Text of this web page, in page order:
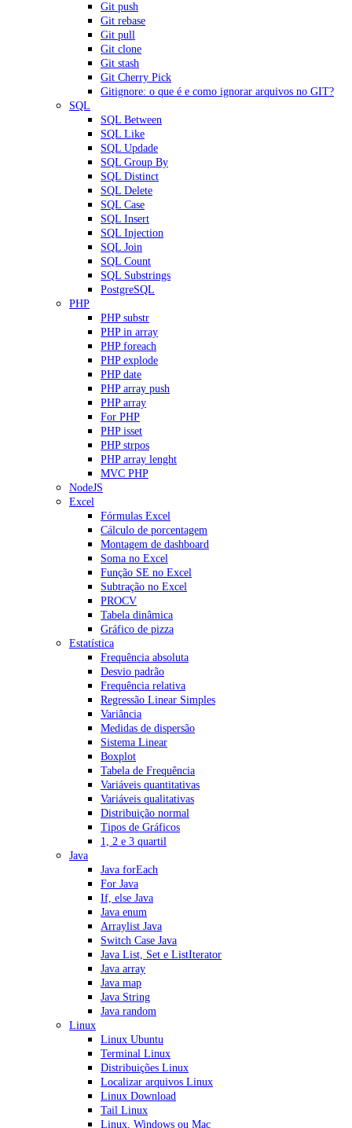
Git push
Git rebase
Git pull
Git clone
Git stash
Git Cherry Pick
Gitignore: o que é e como ignorar arquivos no GIT?
SQL
SQL Between
SQL Like
SQL Updade
SQL Group By
SQL Distinct
SQL Delete
SQL Case
SQL Insert
SQL Injection
SQL Join
SQL Count
SQL Substrings
PostgreSQL
PHP
PHP substr
PHP in array
PHP foreach
PHP explode
PHP date
PHP array push
PHP array
For PHP
PHP isset
PHP strpos
PHP array lenght
MVC PHP
NodeJS
Excel
Fórmulas Excel
Cálculo de porcentagem
Montagem de dashboard
Soma no Excel
Função SE no Excel
Subtração no Excel
PROCV
Tabela dinâmica
Gráfico de pizza
Estatística
Frequência absoluta
Desvio padrão
Frequência relativa
Regressão Linear Simples
Variância
Medidas de dispersão
Sistema Linear
Boxplot
Tabela de Frequência
Variáveis quantitativas
Variáveis qualitativas
Distribuição normal
Tipos de Gráficos
1, 2 e 3 quartil
Java
Java forEach
For Java
If, else Java
Java enum
Arraylist Java
Switch Case Java
Java List, Set e ListIterator
Java array
Java map
Java String
Java random
Linux
Linux Ubuntu
Terminal Linux
Distribuições Linux
Localizar arquivos Linux
Linux Download
Tail Linux
Linux, Windows ou Mac